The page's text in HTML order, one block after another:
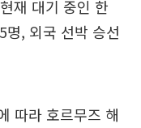
재 대기 중인 한
명, 외국 선박 승선
따라 호르무즈 해